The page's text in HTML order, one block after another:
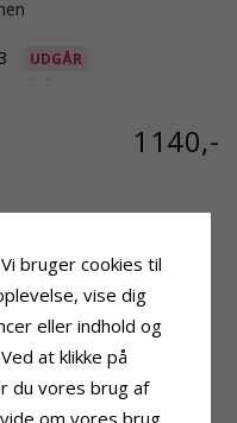
UDGÅR
1140,-
Facetsleben
Hvid
Zirkon
15,5 mm
bruger cookies til
vise dig
eller indhold og
at klikke på
du vores brug af
om vores brug